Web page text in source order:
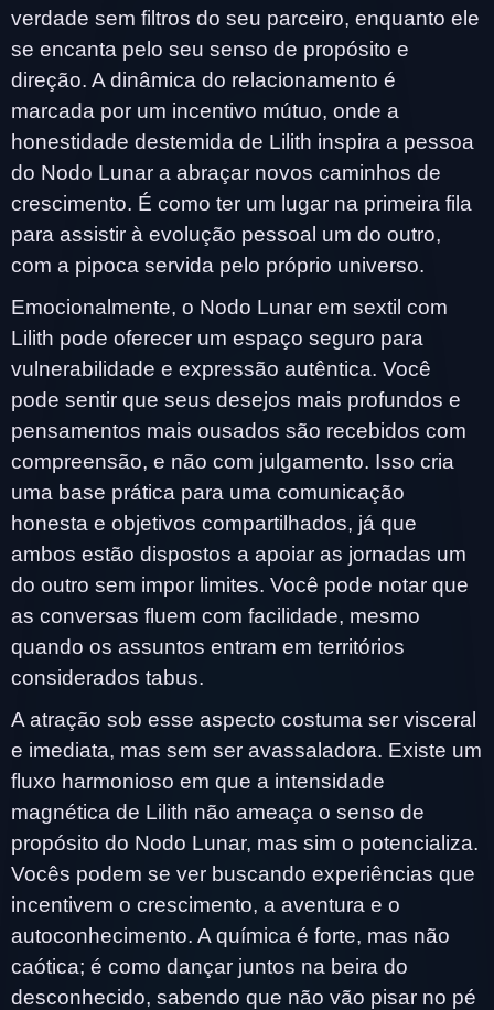
verdade sem filtros do seu parceiro, enquanto ele
se encanta pelo seu senso de propósito e
direção. A dinâmica do relacionamento é
marcada por um incentivo mútuo, onde a
honestidade destemida de Lilith inspira a pessoa
do Nodo Lunar a abraçar novos caminhos de
crescimento. É como ter um lugar na primeira fila
para assistir à evolução pessoal um do outro,
com a pipoca servida pelo próprio universo.
Emocionalmente, o Nodo Lunar em sextil com
Lilith pode oferecer um espaço seguro para
vulnerabilidade e expressão autêntica. Você
pode sentir que seus desejos mais profundos e
pensamentos mais ousados são recebidos com
compreensão, e não com julgamento. Isso cria
uma base prática para uma comunicação
honesta e objetivos compartilhados, já que
ambos estão dispostos a apoiar as jornadas um
do outro sem impor limites. Você pode notar que
as conversas fluem com facilidade, mesmo
quando os assuntos entram em territórios
considerados tabus.
A atração sob esse aspecto costuma ser visceral
e imediata, mas sem ser avassaladora. Existe um
fluxo harmonioso em que a intensidade
magnética de Lilith não ameaça o senso de
propósito do Nodo Lunar, mas sim o potencializa.
Vocês podem se ver buscando experiências que
incentivem o crescimento, a aventura e o
autoconhecimento. A química é forte, mas não
caótica; é como dançar juntos na beira do
desconhecido, sabendo que não vão pisar no pé